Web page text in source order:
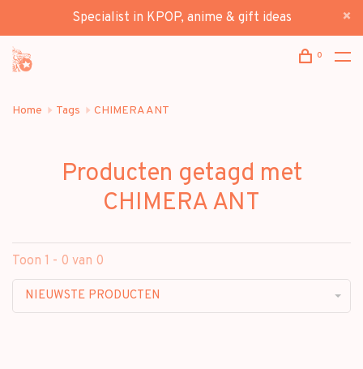
Specialist in KPOP, anime & gift ideas
0
Home Tags CHIMERA ANT
Producten getagd met
CHIMERA ANT
Toon 1 - 0 van 0
NIEUWSTE PRODUCTEN